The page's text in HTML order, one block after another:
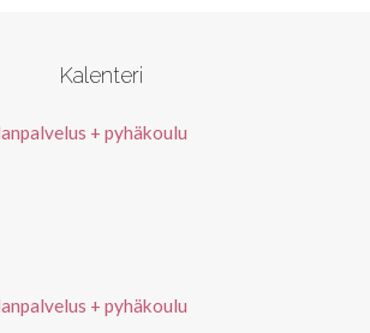
Kalenteri
+ pyhäkoulu
+ pyhäkoulu